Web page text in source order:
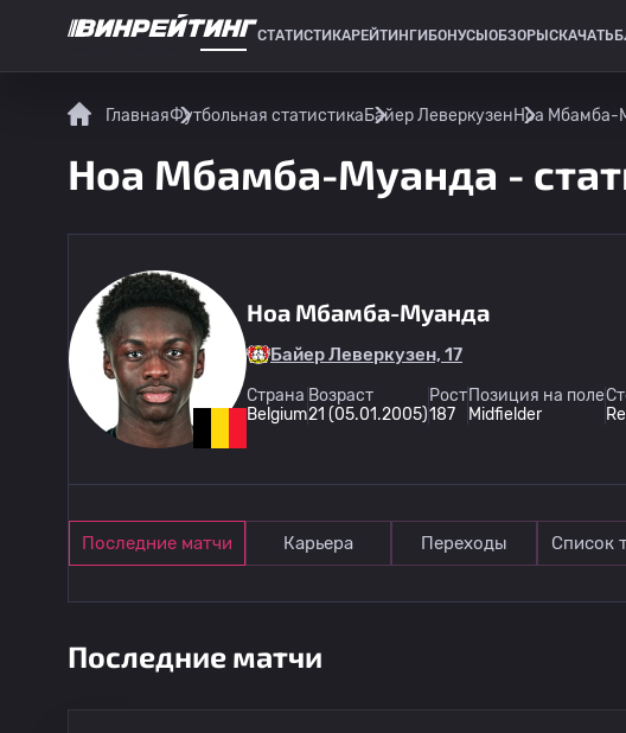
СТАТИСТИКАРЕЙТИНГИ БОНУСЫ ОБЗОРЫ СКАЧАТЬ
ГлавнаяФутбольная статистикаБайер ЛеверкузенНоа Мбамба-
Ноа Мбамба-Муанда -
Ноа Мбамба-Муанда
Байер Леверкузен, 17
Страна
Belgium
Возраст
21 (05.01.2005)
Рост
187
Позиция на поле
Midfielder
Последние матчи Карьера Переходы Список
Последние матчи